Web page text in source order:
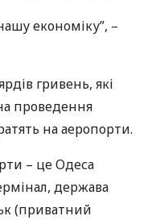
економіку”, –
гривень, які
проведення
на аеропорти.
– це Одеса
держава
(приватний